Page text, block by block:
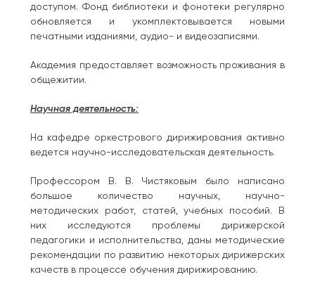
доступом. Фонд библиотеки и фонотеки регулярно
обновляется и укомплектовывается новыми
печатными изданиями, аудио- и видеозаписями.
Академия предоставляет возможность проживания в
общежитии.
Научная деятельность:
На кафедре оркестрового дирижирования активно
ведется научно-исследовательская деятельность.
Профессором В. В. Чистяковым было написано
большое количество научных, научно-
методических работ, статей, учебных пособий. В
них исследуются проблемы дирижерской
педагогики и исполнительства, даны методические
рекомендации по развитию некоторых дирижерских
качеств в процессе обучения дирижированию.